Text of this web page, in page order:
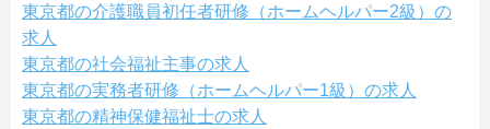
東京都の介護職員初任者研修（ホームヘルパー2級）の
求人
東京都の社会福祉主事の求人
東京都の実務者研修（ホームヘルパー1級）の求人
東京都の精神保健福祉士の求人